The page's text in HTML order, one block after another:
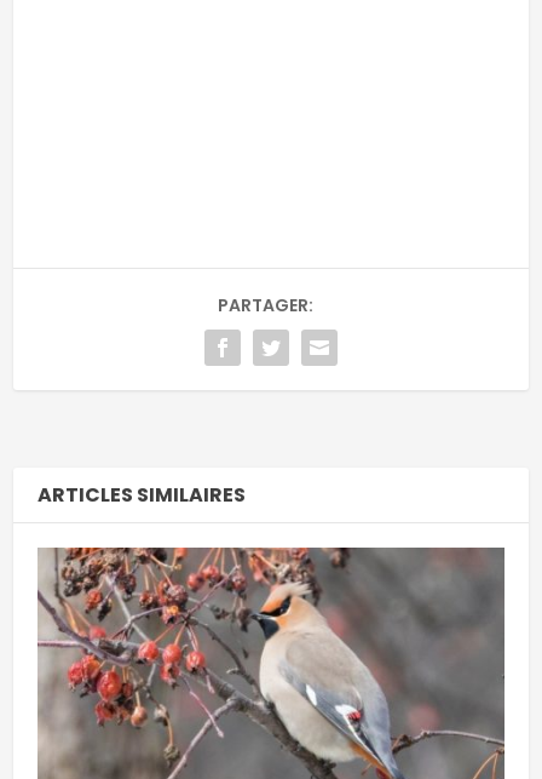
PARTAGER:
ARTICLES SIMILAIRES